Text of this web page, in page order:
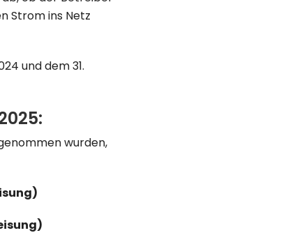
Strom ins Netz
und dem 31.
wurden,